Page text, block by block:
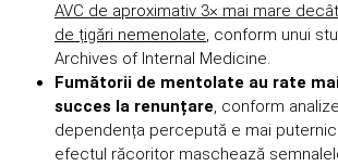
AVC de aproximativ 3× mai mare
de țigări nemenolate, conform unui
Archives of Internal Medicine.
Fumătorii de mentolate au rate
succes la renunțare, conform
dependența percepută e mai
efectul răcoritor maschează